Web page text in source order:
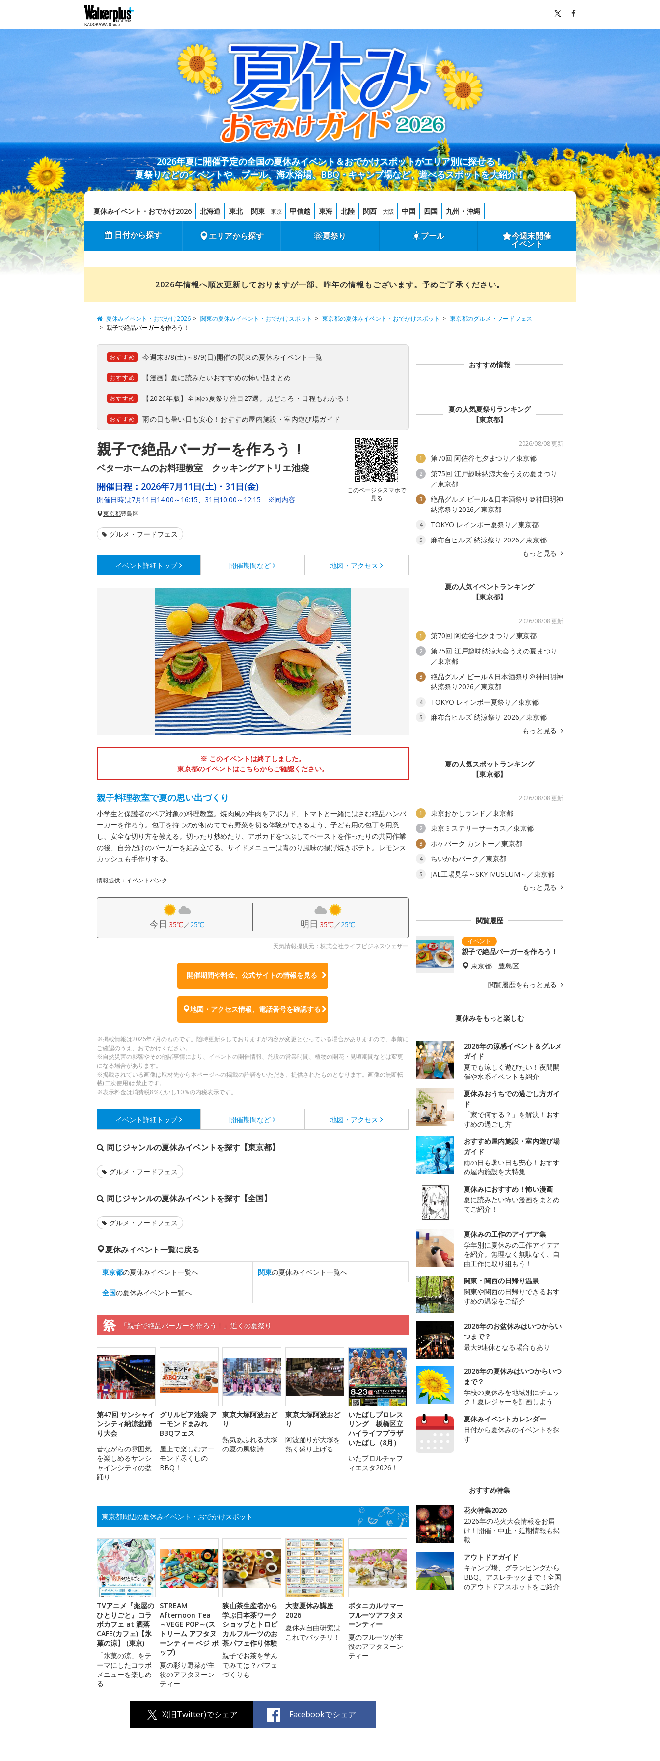
2026年夏に開催予定の全国の夏休みイベント＆おでかけスポットがエリア別に探せる！
夏祭りなどのイベントや、プール、海水浴場、BBQ・キャンプ場など、遊べるスポットを大紹介！
夏休みイベント・おでかけ2026 北海道 東北 関東 東京 甲信越 東海 北陸 関西 大阪 中国 四国 九州・沖縄
日付から探す エリアから探す 夏祭り プール 今週末開催
イベント
2026年情報へ順次更新しておりますが一部、昨年の情報もございます。予めご了承ください。
夏休みイベント・おでかけ2026 関東の夏休みイベント・おでかけスポット 東京都の夏休みイベント・おでかけスポット
東京都のグルメ・フードフェス
親子で絶品バーガーを作ろう！
おすすめ 今週末8/8(土)～8/9(日)開催の関東の夏休みイベント一覧
おすすめ 【漫画】夏に読みたいおすすめの怖い話まとめ
おすすめ 【2026年版】全国の夏祭り注目27選。見どころ・日程もわかる！
おすすめ 雨の日も暑い日も安心！おすすめ屋内施設・室内遊び場ガイド
親子で絶品バーガーを作ろう！
ベターホームのお料理教室 クッキングアトリエ池袋
このページをスマホで
見る
開催日程： 2026年7月11日(土)・31日(金)
開催日時は7月11日14:00～16:15、31日10:00～12:15 ※同内容
東京都豊島区
グルメ・フードフェス
イベント詳細 トップ 開催期間など 地図・アクセス
※ このイベントは終了しました。
東京都のイベントはこちらからご確認ください。
親子料理教室で夏の思い出づくり
小学生と保護者のペア対象の料理教室。焼肉風の牛肉をアボカド、トマトと一緒にはさむ絶品ハンバ
ーガーを作ろう。包丁を持つのが初めてでも野菜を切る体験ができるよう、子ども用の包丁を用意
し、安全な切り方を教える。切ったり炒めたり、アボカドをつぶしてペーストを作ったりの共同作業
の後、自分だけのバーガーを組み立てる。サイドメニューは青のり風味の揚げ焼きポテト。レモンス
カッシュも手作りする。
情報提供：イベントバンク
今日 35℃／25℃ 明日 35℃／25℃
天気情報提供元：株式会社ライフビジネスウェザー
開催期間や料金、公式サイトの情報を見る
地図・アクセス情報、電話番号を確認する
※掲載情報は2026年7月のものです。随時更新をしておりますが内容が変更となっている場合がありますので、事前に
ご確認のうえ、おでかけください。
※自然災害の影響やその他諸事情により、イベントの開催情報、施設の営業時間、植物の開花・見頃期間などは変更
になる場合があります。
※掲載されている画像は取材先から本ページへの掲載の許諾をいただき、提供されたものとなります。画像の無断転
載(二次使用)は禁止です。
※表示料金は消費税8％ないし10％の内税表示です。
イベント詳細 トップ 開催期間など 地図・アクセス
同じジャンルの夏休みイベントを探す【東京都】
グルメ・フードフェス
同じジャンルの夏休みイベントを探す【全国】
グルメ・フードフェス
夏休みイベント一覧に戻る
東京都の夏休みイベント一覧へ 関東の夏休みイベント一覧へ
全国の夏休みイベント一覧へ
「親子で絶品バーガーを作ろう！」近くの夏祭り
第47回 サンシャイ
ンシティ納涼盆踊
り大会
昔ながらの雰囲気
を楽しめるサンシ
ャインシティの盆
踊り
グリルピア池袋 ア
ーモンドまみれ
BBQフェス
屋上で楽しむアー
モンド尽くしの
BBQ！
東京大塚阿波おど
り
熱気あふれる大塚
の夏の風物詩
東京大塚阿波おど
り
阿波踊りが大塚を
熱く盛り上げる
いたばしプロレス
リング 板橋区立
ハイライフプラザ
いたばし（8月）
いたプロルチャフ
ィエスタ2026！
東京都周辺の夏休みイベント・おでかけスポット
TVアニメ『薬屋の
ひとりごと』コラ
ボカフェ at 洒落
CAFE(カフェ)【氷
菓の涼】 (東京)
「氷菓の涼」をテ
ーマにしたコラボ
メニューを楽しめ
る
STREAM
Afternoon Tea
～VEGE POP～(ス
トリーム アフタヌ
ーンティー ベジ ポ
ップ)
夏の彩り野菜が主
役のアフタヌーン
ティー
狭山茶生産者から
学ぶ日本茶ワーク
ショップとトロピ
カルフルーツのお
茶パフェ作り体験
親子でお茶を学ん
でみては？パフェ
づくりも
大妻夏休み講座
2026
夏休み自由研究は
これでバッチリ！
ボタニカルサマー
フルーツアフタヌ
ーンティー
夏のフルーツが主
役のアフタヌーン
ティー
X(旧Twitter)でシェア Facebookでシェア
おすすめ情報
夏の人気夏祭りランキング
【東京都】
2026/08/08 更新
1 第70回 阿佐谷七夕まつり／東京都
2
第75回 江戸趣味納涼大会うえの夏まつり
／東京都
3
絶品グルメ ビール＆日本酒祭り＠神田明神
納涼祭り2026／東京都
4 TOKYO レインボー夏祭り／東京都
5
麻布台ヒルズ 納涼祭り 2026／東京都
もっと見る
夏の人気イベントランキング
【東京都】
2026/08/08 更新
1 第70回 阿佐谷七夕まつり／東京都
2
第75回 江戸趣味納涼大会うえの夏まつり
／東京都
3
絶品グルメ ビール＆日本酒祭り＠神田明神
納涼祭り2026／東京都
4 TOKYO レインボー夏祭り／東京都
5
麻布台ヒルズ 納涼祭り 2026／東京都
もっと見る
夏の人気スポットランキング
【東京都】
2026/08/08 更新
1 東京おかしランド／東京都
2 東京ミステリーサーカス／東京都
3 ポケパーク カントー／東京都
4 ちいかわパーク／東京都
5
JAL工場見学～SKY MUSEUM～／東京都
もっと見る
閲覧履歴
親子で絶品バーガーを作ろう！
東京都・豊島区
閲覧履歴をもっと見る
夏休みをもっと楽しむ
2026年の涼感イベント＆グルメ
ガイド
夏でも涼しく遊びたい！夜間開
催や水系イベントも紹介
夏休みおうちでの過ごし方ガイ
ド
「家で何する？」を解決！おす
すめの過ごし方
おすすめ屋内施設・室内遊び場
ガイド
雨の日も暑い日も安心！おすす
め屋内施設を大特集
夏休みにおすすめ！怖い漫画
夏に読みたい怖い漫画をまとめ
てご紹介！
夏休みの工作のアイデア集
学年別に夏休みの工作アイデア
を紹介。無理なく無駄なく、自
由工作に取り組もう！
関東・関西の日帰り温泉
関東や関西の日帰りできるおす
すめの温泉をご紹介
2026年のお盆休みはいつからい
つまで？
最大9連休となる場合もあり
2026年の夏休みはいつからいつ
まで？
学校の夏休みを地域別にチェッ
ク！夏レジャーを計画しよう
夏休みイベントカレンダー
日付から夏休みのイベントを探
す
おすすめ特集
花火特集2026
2026年の花火大会情報をお届
け！開催・中止・延期情報も掲
載
アウトドアガイド
キャンプ場、グランピングから
BBQ、アスレチックまで！全国
のアウトドアスポットをご紹介